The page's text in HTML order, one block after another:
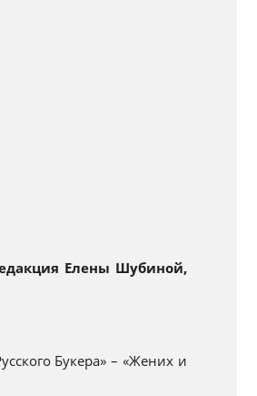
Елены Шубиной,
Букера» – «Жених и